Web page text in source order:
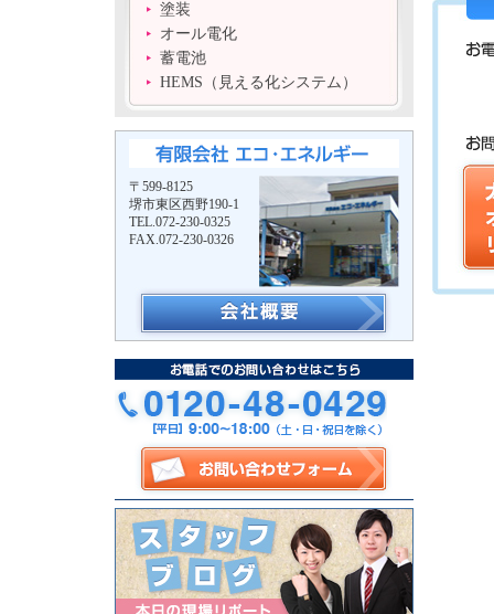
塗装
オール電化
蓄電池
HEMS（見える化システム）
〒599-8125
堺市東区西野190-1
TEL.072-230-0325
FAX.072-230-0326